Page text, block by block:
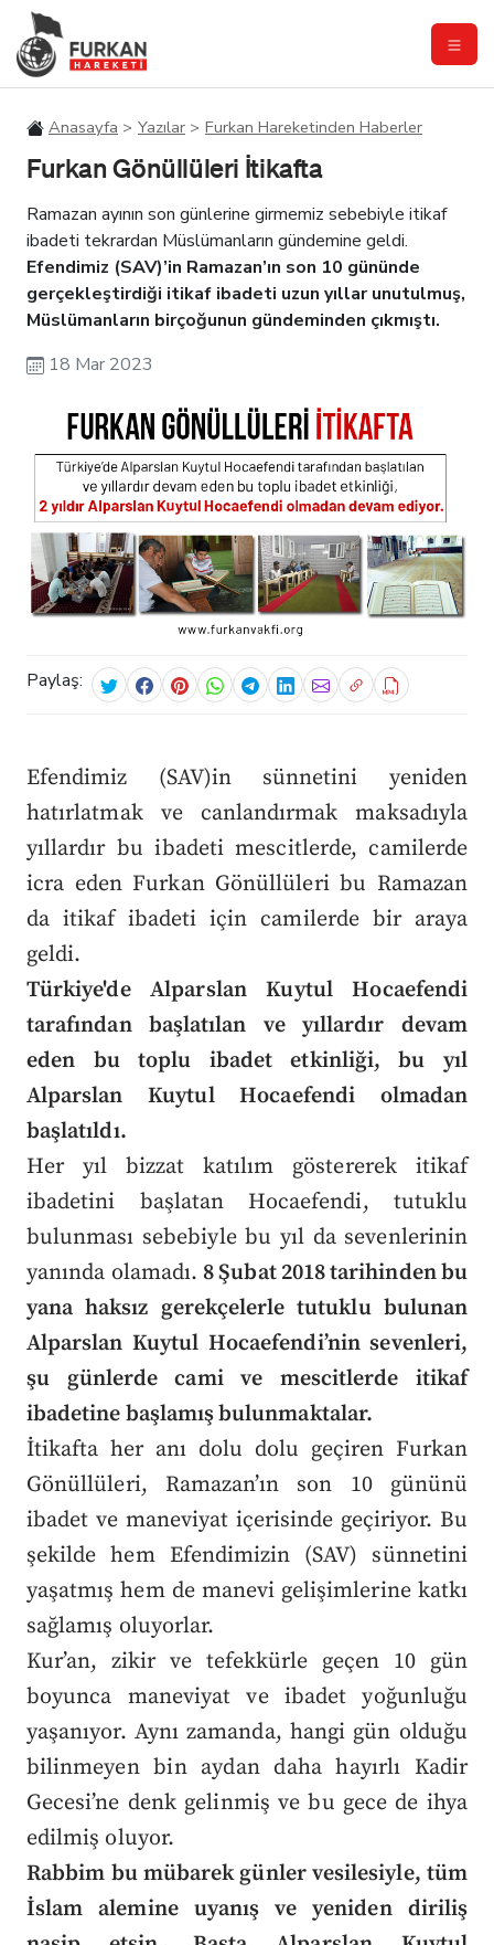
Anasayfa Yazılar Furkan Hareketinden Haberler
Furkan Gönüllüleri İtikafta
Ramazan ayının son günlerine girmemiz sebebiyle itikaf
ibadeti tekrardan Müslümanların gündemine geldi.
Efendimiz (SAV)’in Ramazan’ın son 10 gününde
gerçekleştirdiği itikaf ibadeti uzun yıllar unutulmuş,
Müslümanların birçoğunun gündeminden çıkmıştı.
18 Mar 2023
Paylaş:
Efendimiz (SAV)in sünnetini yeniden
hatırlatmak ve canlandırmak maksadıyla
yıllardır bu ibadeti mescitlerde, camilerde
icra eden Furkan Gönüllüleri bu Ramazan
da itikaf ibadeti için camilerde bir araya
geldi.
Türkiye'de Alparslan Kuytul Hocaefendi
tarafından başlatılan ve yıllardır devam
eden bu toplu ibadet etkinliği, bu yıl
Alparslan Kuytul Hocaefendi olmadan
başlatıldı.
Her yıl bizzat katılım göstererek itikaf
ibadetini başlatan Hocaefendi, tutuklu
bulunması sebebiyle bu yıl da sevenlerinin
yanında olamadı. 8 Şubat 2018 tarihinden bu
yana haksız gerekçelerle tutuklu bulunan
Alparslan Kuytul Hocaefendi’nin sevenleri,
şu günlerde cami ve mescitlerde itikaf
ibadetine başlamış bulunmaktalar.
İtikafta her anı dolu dolu geçiren Furkan
Gönüllüleri, Ramazan’ın son 10 gününü
ibadet ve maneviyat içerisinde geçiriyor. Bu
şekilde hem Efendimizin (SAV) sünnetini
yaşatmış hem de manevi gelişimlerine katkı
sağlamış oluyorlar.
Kur’an, zikir ve tefekkürle geçen 10 gün
boyunca maneviyat ve ibadet yoğunluğu
yaşanıyor. Aynı zamanda, hangi gün olduğu
bilinmeyen bin aydan daha hayırlı Kadir
Gecesi’ne denk gelinmiş ve bu gece de ihya
edilmiş oluyor.
Rabbim bu mübarek günler vesilesiyle, tüm
İslam alemine uyanış ve yeniden diriliş